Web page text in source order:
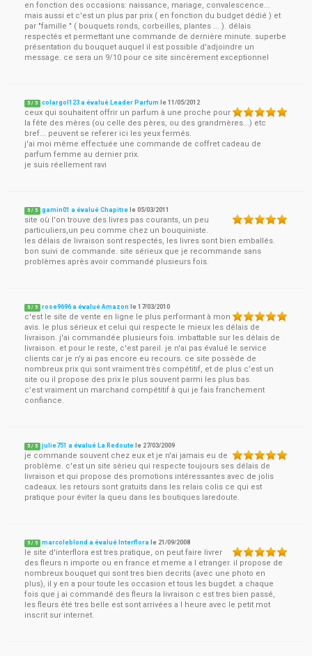
en fonction des occasions: naissance, mariage, convalescence...
mais aussi et c'est un plus par prix ( en fonction du budget dédié ) et
par "famille " ( bouquets ronds, corbeilles, plantes ... ). délais
respectés et permettant une commande de dernière minute. superbe
présentation du bouquet auquel il est possible d'adjoindre un
message. ce sera un 9/10 pour ce site sincèrement exceptionnel
5 / 5 colargol123 a évalué Leader Parfum le11/05/2012
ceux qui souhaitent offrir un parfum à une proche pour
la fête des mères (ou celle des pères, ou des grandmères...) etc
bref... peuvent se referer ici les yeux fermés.
j'ai moi même effectuée une commande de coffret cadeau de
parfum femme au dernier prix.
je suis réellement ravi
5 / 5 gamin01 a évalué Chapitre le05/03/2011
site où l'on trouve des livres pas courants, un peu
particuliers,un peu comme chez un bouquiniste.
les délais de livraison sont respectés, les livres sont bien emballés.
bon suivi de commande. site sérieux que je recommande sans
problèmes après avoir commandé plusieurs fois.
5 / 5 rose9696 a évalué Amazon le17/03/2010
c'est le site de vente en ligne le plus performant à mon
avis. le plus sérieux et celui qui respecte le mieux les délais de
livraison. j'ai commandée plusieurs fois. imbattable sur les délais de
livraison. et pour le reste, c'est pareil. je n'ai pas évalué le service
clients car je n'y ai pas encore eu recours. ce site possède de
nombreux prix qui sont vraiment très compétitif, et de plus c’est un
site ou il propose des prix le plus souvent parmi les plus bas.
c’est vraiment un marchand compétitif à qui je fais franchement
confiance.
5 / 5 julie751 a évalué La Redoute le 27/03/2009
je commande souvent chez eux et je n'ai jamais eu de
problème. c'est un site sèrieu qui respecte toujours ses délais de
livraison et qui propose des promotions intéressantes avec de jolis
cadeaux. les retours sont gratuits dans les relais colis ce qui est
pratique pour éviter la queu dans les boutiques laredoute.
5 / 5 marcoleblond a évalué Interflora le 21/09/2008
le site d'interflora est tres pratique, on peut faire livrer
des fleurs n importe ou en france et meme a l etranger. il propose de
nombreux bouquet qui sont tres bien decrits (avec une photo en
plus), il y en a pour toute les occasion et tous les bugdet. a chaque
fois que j ai commandé des fleurs la livraison c est tres bien passé,
les fleurs été tres belle est sont arrivées a l heure avec le petit mot
inscrit sur internet.